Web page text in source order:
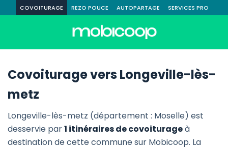
COVOITURAGE REZO POUCE AUTOPARTAGE SERVICES PRO
Covoiturage vers Longeville-lès-
metz
Longeville-lès-metz (département : Moselle) est
desservie par1 itinéraires de covoiturageà
destination de cette commune sur Mobicoop. La